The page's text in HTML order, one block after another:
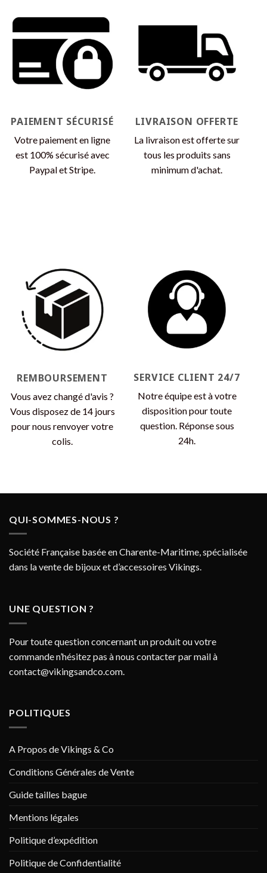
options
peuvent
être
choisies
sur
du
produit
options
peuvent
être
choisies
du
produit
PAIEMENT SÉCURISÉ
Votre paiement en ligne
est 100% sécurisé avec
Paypal et Stripe.
LIVRAISON OFFERTE
La livraison est offerte sur
tous les produits sans
minimum d'achat.
REMBOURSEMENT
Vous avez changé d'avis ?
Vous disposez de 14 jours
pour nous renvoyer votre
colis.
SERVICE CLIENT 24/7
Notre équipe est à votre
disposition pour toute
question. Réponse sous
24h.
QUI-SOMMES-NOUS ?
Société Française basée en Charente-Maritime, spécialisée
dans la vente de bijoux et d’accessoires Vikings.
UNE QUESTION ?
Pour toute question concernant un produit ou votre
commande n’hésitez pas à nous contacter par mail à
contact@vikingsandco.com
POLITIQUES
A Propos de Vikings & Co
Conditions Générales de Vente
Guide tailles bague
Mentions légales
Politique d’expédition
Politique de Confidentialité